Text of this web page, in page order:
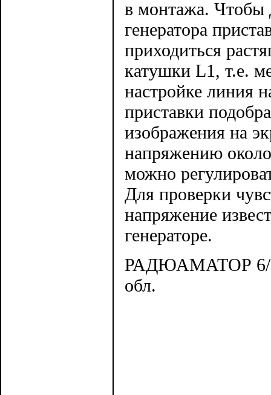
в монтажа. Чтобы
генератора
приходиться
катушки L1, т.е.
настройке линия
приставки
изображения на
напряжению
можно
Для проверки
напряжение
генераторе.
РАДЮАМАТОР
обл.